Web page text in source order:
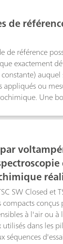
de
de référence
exactement
appliqués ou
Une
le potentiel
stable
utilisé, ainsi
Cette
électrodes de
que leurs
Microcell
SW Closed
SW Closed et
compacts
à l'air ou
dans les
séquences